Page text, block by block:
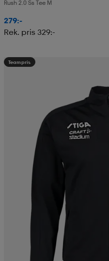
Rush 2.0 Ss Tee M
279:-
Rek. pris 329:-
Teampris